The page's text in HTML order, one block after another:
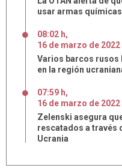
usar armas
08:02 h,
16 de marzo de 2022
Varios barcos rusos
en la región
07:59 h,
16 de marzo de 2022
Zelenski asegura
rescatados a través
Ucrania